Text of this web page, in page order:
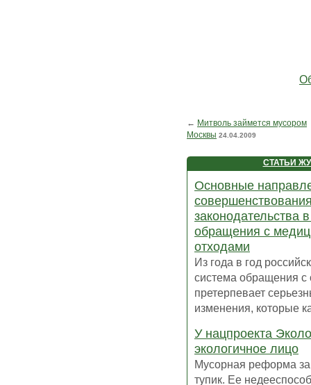
← Митволь займется мусором
Москвы 24.04.2009
СТАТЬИ
Основные
законодательства
обращения с
отходами
Из года в год
система обращения с
претерпевает
изменения, которые
У нацпроекта
экологичное лицо
Мусорная реформа
тупик. Ее